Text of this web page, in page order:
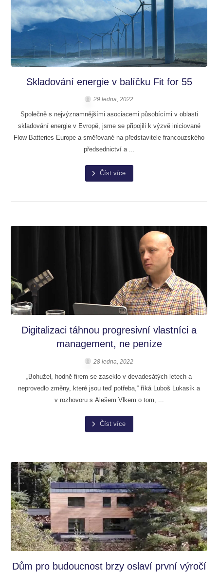
Skladování energie v balíčku Fit for 55
29 ledna, 2022
Společně s nejvýznamnějšími asociacemi působícími v oblasti
skladování energie v Evropě, jsme se připojili k výzvě iniciované
Flow Batteries Europe a směřované na představitele francouzského
předsednictví a ...
Číst více
Digitalizaci táhnou progresivní vlastníci a
management, ne peníze
28 ledna, 2022
„Bohužel, hodně firem se zaseklo v devadesátých letech a
neprovedlo změny, které jsou teď potřeba,“ říká Luboš Lukasík a
v rozhovoru s Alešem Vlkem o tom, ...
Číst více
Dům pro budoucnost brzy oslaví první výročí